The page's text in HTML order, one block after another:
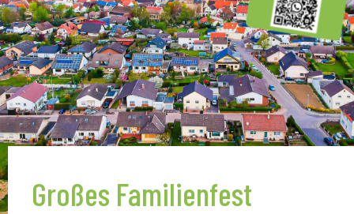
Großes Familienfest